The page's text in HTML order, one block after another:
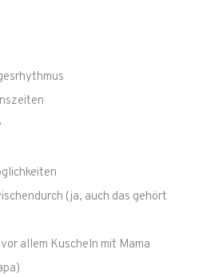
(ja, auch das gehört
allem Kuscheln mit Mama